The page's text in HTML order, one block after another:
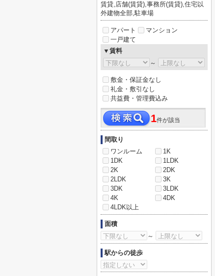
賃貸,店舗(賃貸),事務所(賃貸),住宅以
外建物全部,駐車場
アパート
マンション
一戸建て
▼賃料
～
敷金・保証金なし
礼金・敷引なし
共益費・管理費込み
1件が該当
間取り
ワンルーム
1K
1DK
1LDK
2K
2DK
2LDK
3K
3DK
3LDK
4K
4DK
4LDK以上
面積
～
駅からの徒歩